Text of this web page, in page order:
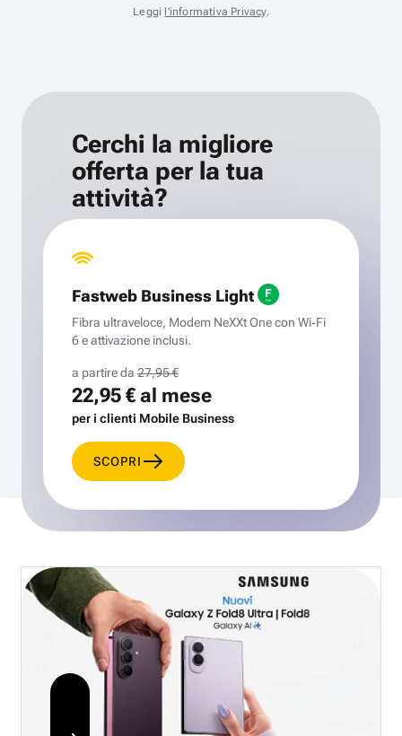
Leggi l'informativa Privacy.
Cerchi la migliore
offerta per la tua
attività?
Fastweb Business Light
Fibra ultraveloce, Modem NeXXt One con Wi‑Fi
6 e attivazione inclusi.
a partire da 27,95 €
22,95 €al mese
per i clienti Mobile Business
SCOPRI